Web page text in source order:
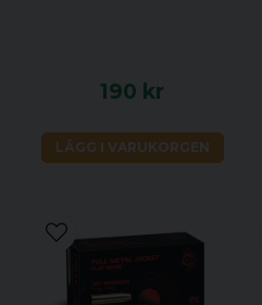
190 kr
LÄGG I VARUKORGEN